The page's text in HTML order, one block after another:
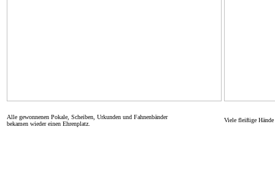
Alle gewonnenen Pokale, Scheiben, Urkunden und Fahnenbänder
bekamen wieder einen Ehrenplatz.
Viele fleißige